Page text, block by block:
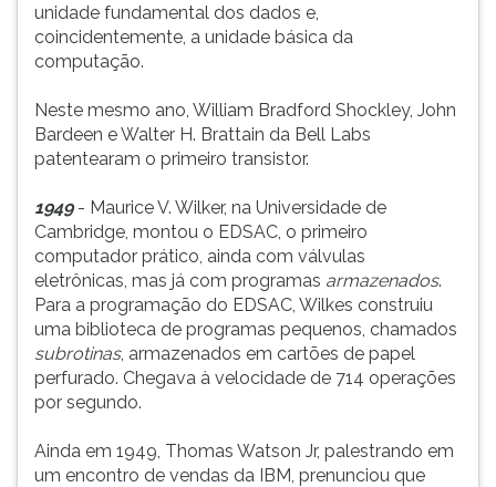
unidade fundamental dos dados e,
coincidentemente, a unidade básica da
computação.
Neste mesmo ano, William Bradford Shockley, John
Bardeen e Walter H. Brattain da Bell Labs
patentearam o primeiro transistor.
1949- Maurice V. Wilker, na Universidade de
Cambridge, montou o EDSAC, o primeiro
computador prático, ainda com válvulas
eletrônicas, mas já com programas armazenados.
Para a programação do EDSAC, Wilkes construiu
uma biblioteca de programas pequenos, chamados
subrotinas, armazenados em cartões de papel
perfurado. Chegava à velocidade de 714 operações
por segundo.
Ainda em 1949, Thomas Watson Jr, palestrando em
um encontro de vendas da IBM, prenunciou que